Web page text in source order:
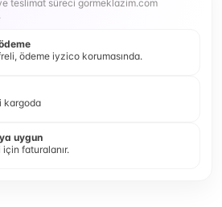
teslimat süreci gormeklazim.com
ödeme iyzico korumasında.
kargoda
uygun
faturalanır.